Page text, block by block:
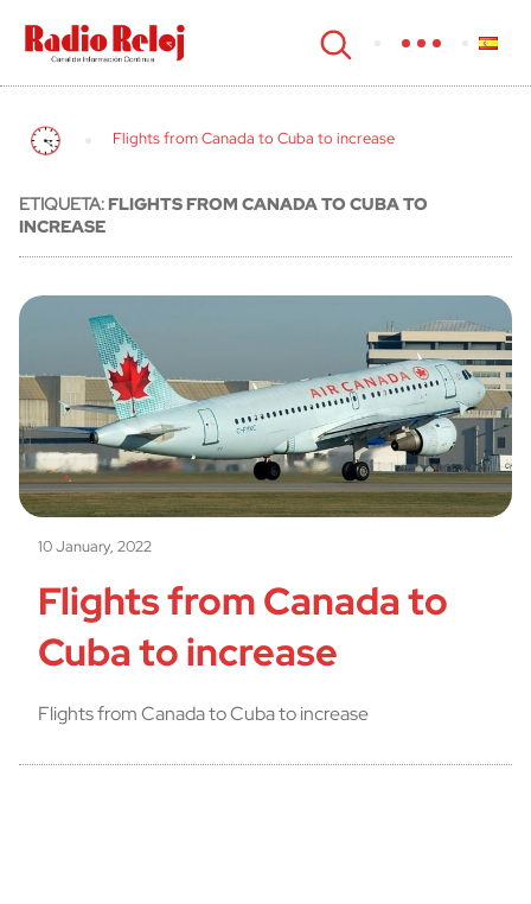
cerrar
Flights from Canada to Cuba to increase
ETIQUETA:FLIGHTS FROM CANADA TO CUBA TO
INCREASE
10 January, 2022
Flights from Canada to
Cuba to increase
Flights from Canada to Cuba to increase